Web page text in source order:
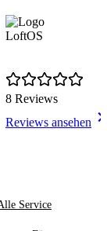
LoftOS
8 Reviews
Reviews ansehen
Service